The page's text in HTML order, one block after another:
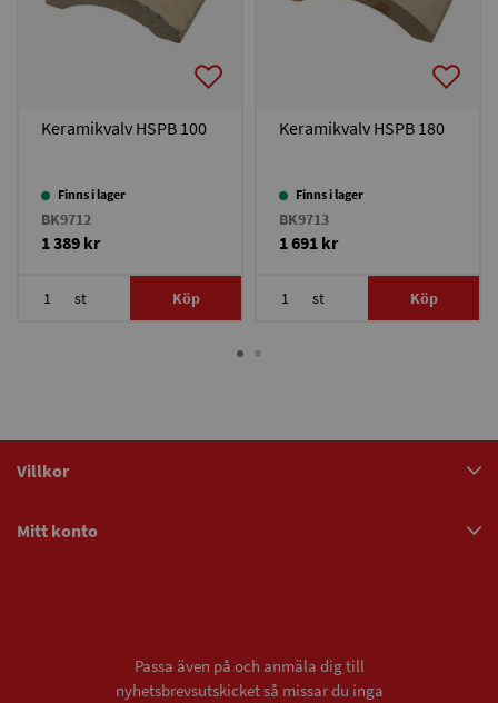
Keramikvalv HSPB 100
Finns i lager
BK9712
1 389 kr
st Köp
Keramikvalv HSPB 180
Finns i lager
BK9713
1 691 kr
st Köp
Villkor
Mitt konto
Passa även på och anmäla dig till
nyhetsbrevsutskicket så missar du inga